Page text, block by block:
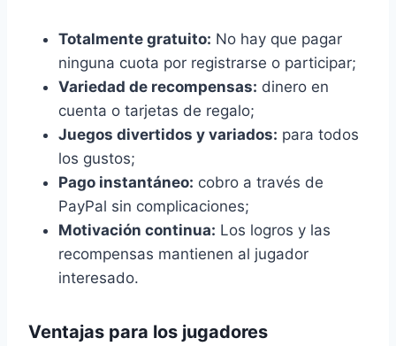
Totalmente gratuito: No hay que pagar
ninguna cuota por registrarse o participar;
Variedad de recompensas: dinero en
cuenta o tarjetas de regalo;
Juegos divertidos y variados: para todos
los gustos;
Pago instantáneo: cobro a través de
PayPal sin complicaciones;
Motivación continua: Los logros y las
recompensas mantienen al jugador
interesado.
Ventajas para los jugadores